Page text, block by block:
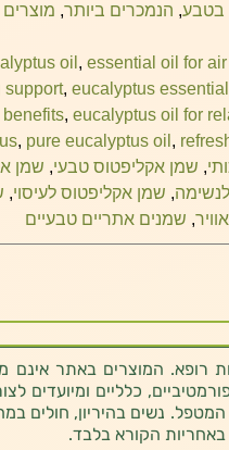
בטבע, הנמכרים ביותר,
oil , essential oil for
support, eucalyptus essential
, eucalyptus oil for
, pure eucalyptus oil ,
, שמן אקליפטוס טבעי, שמן
, שמן אקליפטוס לעיסוי,
, שמנים אתריים טבעיים
רופא. המוצרים באתר אינם
כלליים ומיועדים
נשים בהיריון, חולים
הקורא בלבד.